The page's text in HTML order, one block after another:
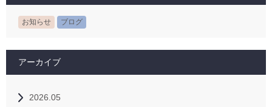
お知らせ ブログ
アーカイブ
2026.05